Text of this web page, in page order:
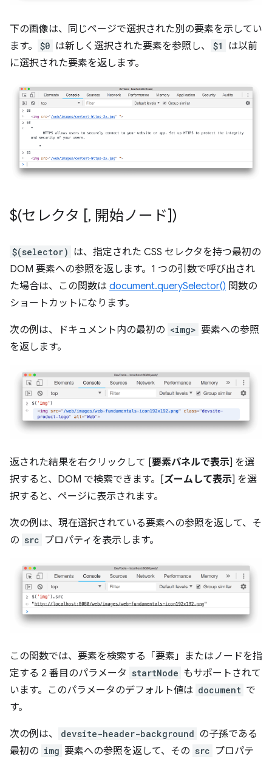
下の画像は、同じページで選択された別の要素を示してい
ます。
$0 は新しく選択された要素を参照し、 $1
は以前
に選択された要素を返します。
$(セレクタ [, 開始ノード])
$(selector) は、指定された CSS セレクタを持つ最初の
DOM 要素への参照を返します。1 つの引数で呼び出され
た場合は、この関数は document.querySelector() 関数の
ショートカットになります。
次の例は、ドキュメント内の最初の <img> 要素への参照
を返します。
返された結果を右クリックして [要素パネルで表示] を選
択すると、DOM で検索できます。[ズームして表示] を選
択すると、ページに表示されます。
次の例は、現在選択されている要素への参照を返して、そ
の src プロパティを表示します。
この関数では、要素を検索する「要素」またはノードを指
定する 2 番目のパラメータ startNode もサポートされて
います。このパラメータのデフォルト値は document で
す。
次の例は、 devsite-header-background の子孫である
最初の img 要素への参照を返して、その src プロパテ